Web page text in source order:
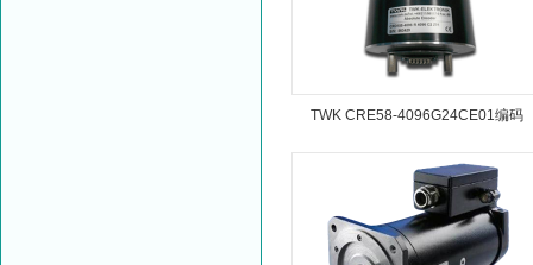
TWK CRE58-4096G24CE01编码
器